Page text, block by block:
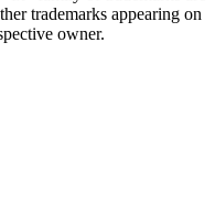
trademarks appearing on
owner.